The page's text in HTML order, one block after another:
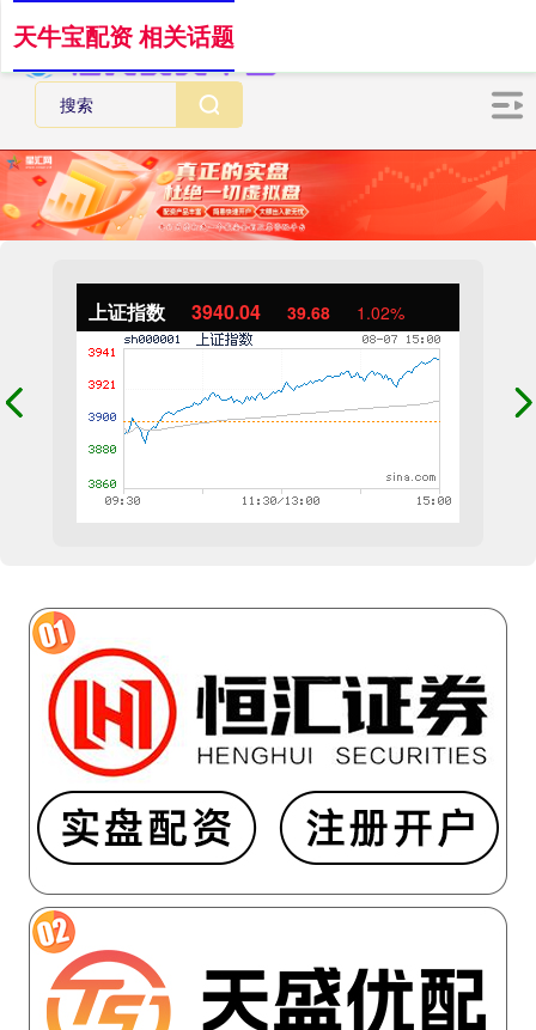
上证指数 3940.04 39.68 1.02%
天牛宝配资 相关话题